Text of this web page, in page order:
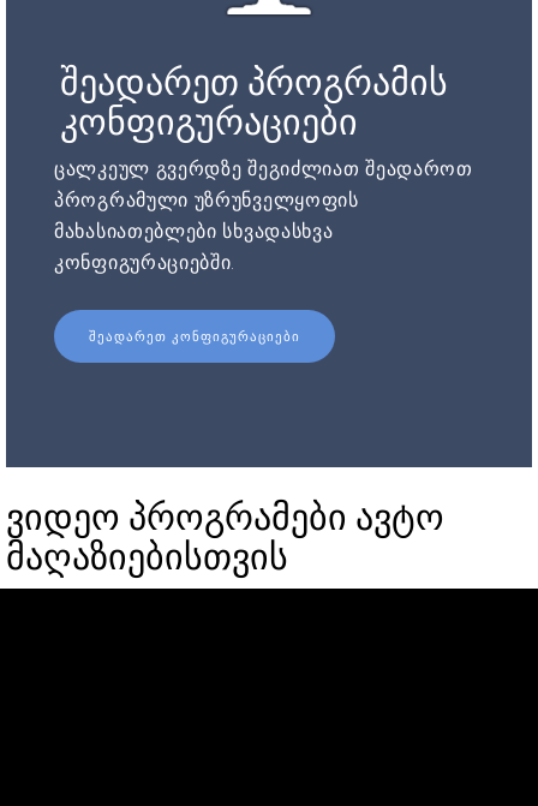
შეადარეთ პროგრამის
კონფიგურაციები
ცალკეულ გვერდზე შეგიძლიათ შეადაროთ
პროგრამული უზრუნველყოფის
მახასიათებლები სხვადასხვა
კონფიგურაციებში.
ᲨᲔᲐᲓᲐᲠᲔᲗ ᲙᲝᲜᲤᲘᲒᲣᲠᲐᲪᲘᲔᲑᲘ
ვიდეო პროგრამები ავტო
მაღაზიებისთვის